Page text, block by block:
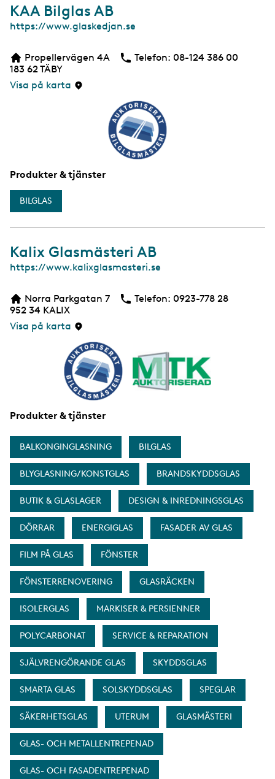
KAA Bilglas AB
W
b
s
i
https://www.glaskedjan.se
Propellervägen 4A
183 62TÄBY
Visa på karta
Telefon: Telefon
08-124 386 00
Produkter & tjänster
BILGLAS
Kalix Glasmästeri AB
W
b
s
i
https://www.kalixglasmasteri.se
Norra Parkgatan 7
952 34 KALIX
Visa på karta
Telefon: Telefon
0923-778 28
Produkter & tjänster
BALKONGINGLASNING BILGLAS
BLYGLASNING/KONSTGLAS BRANDSKYDDSGLAS
BUTIK & GLASLAGER DESIGN & INREDNINGSGLAS
DÖRRAR ENERGIGLAS FASADER AV GLAS
FILM PÅ GLAS FÖNSTER
FÖNSTERRENOVERING GLASRÄCKEN
ISOLERGLAS MARKISER & PERSIENNER
POLYCARBONAT SERVICE & REPARATION
SJÄLVRENGÖRANDE GLAS SKYDDSGLAS
SMARTA GLAS SOLSKYDDSGLAS SPEGLAR
SÄKERHETSGLAS UTERUM GLASMÄSTERI
GLAS- OCH METALLENTREPENAD
GLAS- OCH FASADENTREPENAD